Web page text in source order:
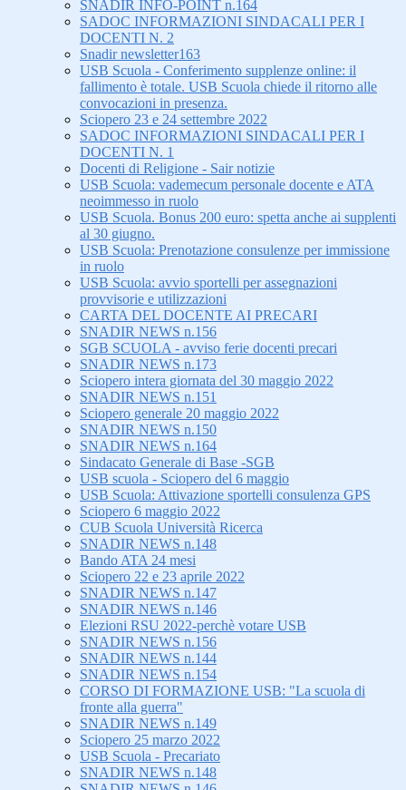
SNADIR INFO-POINT n.164
SADOC INFORMAZIONI SINDACALI PER I
DOCENTI N. 2
Snadir newsletter163
USB Scuola - Conferimento supplenze online: il
fallimento è totale. USB Scuola chiede il ritorno alle
convocazioni in presenza.
Sciopero 23 e 24 settembre 2022
SADOC INFORMAZIONI SINDACALI PER I
DOCENTI N. 1
Docenti di Religione - Sair notizie
USB Scuola: vademecum personale docente e ATA
neoimmesso in ruolo
USB Scuola. Bonus 200 euro: spetta anche ai supplenti
al 30 giugno.
USB Scuola: Prenotazione consulenze per immissione
in ruolo
USB Scuola: avvio sportelli per assegnazioni
provvisorie e utilizzazioni
CARTA DEL DOCENTE AI PRECARI
SNADIR NEWS n.156
SGB SCUOLA - avviso ferie docenti precari
SNADIR NEWS n.173
Sciopero intera giornata del 30 maggio 2022
SNADIR NEWS n.151
Sciopero generale 20 maggio 2022
SNADIR NEWS n.150
SNADIR NEWS n.164
Sindacato Generale di Base -SGB
USB scuola - Sciopero del 6 maggio
USB Scuola: Attivazione sportelli consulenza GPS
Sciopero 6 maggio 2022
CUB Scuola Università Ricerca
SNADIR NEWS n.148
Bando ATA 24 mesi
Sciopero 22 e 23 aprile 2022
SNADIR NEWS n.147
SNADIR NEWS n.146
Elezioni RSU 2022-perchè votare USB
SNADIR NEWS n.156
SNADIR NEWS n.144
SNADIR NEWS n.154
CORSO DI FORMAZIONE USB: "La scuola di
fronte alla guerra"
SNADIR NEWS n.149
Sciopero 25 marzo 2022
USB Scuola - Precariato
SNADIR NEWS n.148